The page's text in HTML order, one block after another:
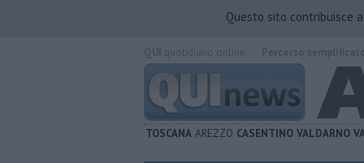
Questo sito contribuisce
TOSCANA AREZZO CASENTINO VALDARNO